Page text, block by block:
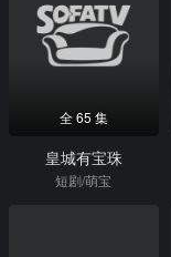
全 65 集
皇城有宝珠
短剧/萌宝